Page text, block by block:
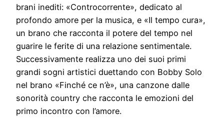
brani inediti: «Controcorrente», dedicato al
profondo amore per la musica, e «Il tempo cura»,
un brano che racconta il potere del tempo nel
guarire le ferite di una relazione sentimentale.
Successivamente realizza uno dei suoi primi
grandi sogni artistici duettando con Bobby Solo
nel brano «Finché ce n’è», una canzone dalle
sonorità country che racconta le emozioni del
primo incontro con l’amore.